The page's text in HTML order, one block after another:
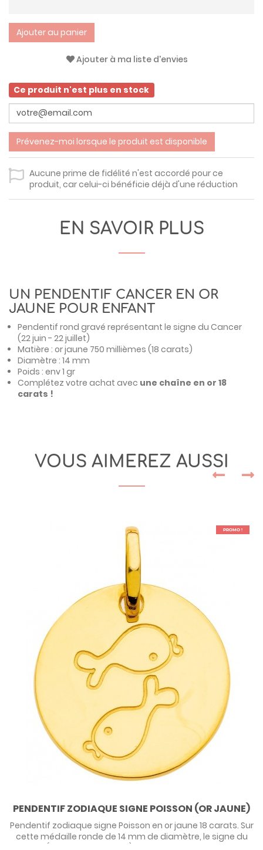
Ajouter au panier
Ajouter à ma liste d'envies
Ce produit n'est plus en stock
Prévenez-moi lorsque le produit est disponible
Aucune prime de fidélité n'est accordé pour ce
produit, car celui-ci bénéficie déjà d'une réduction
EN SAVOIR PLUS
UN PENDENTIF CANCER EN OR
JAUNE POUR ENFANT
Pendentif rond gravé représentant le signe du Cancer
(22 juin - 22 juillet)
Matière : or jaune 750 millièmes (18 carats)
Diamètre : 14 mm
Poids : env 1 gr
Complétez votre achat avec une chaîne en or 18
carats !
VOUS AIMEREZ AUSSI
PROMO !
PENDENTIF ZODIAQUE SIGNE POISSON (OR JAUNE)
Pendentif zodiaque signe Poisson en or jaune 18 carats. Sur
cette médaille ronde de 14 mm de diamètre, le signe du
poisson (20 février - 20 mars) est gravé comme un dessin